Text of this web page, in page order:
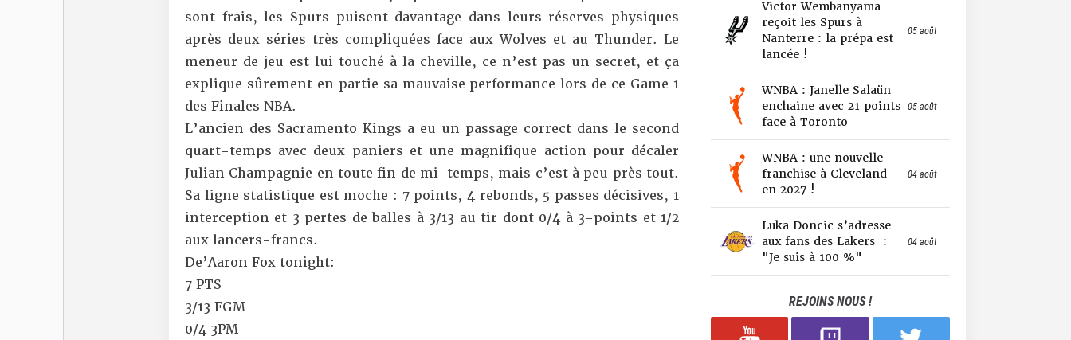
sont frais, les Spurs puisent davantage dans leurs réserves physiques
après deux séries très compliquées face aux Wolves et au Thunder. Le
meneur de jeu est lui touché à la cheville, ce n’est pas un secret, et ça
explique sûrement en partie sa mauvaise performance lors de ce Game 1
des Finales NBA.
L’ancien des Sacramento Kings a eu un passage correct dans le second
quart-temps avec deux paniers et une magnifique action pour décaler
Julian Champagnie en toute fin de mi-temps, mais c’est à peu près tout.
Sa ligne statistique est moche : 7 points, 4 rebonds, 5 passes décisives, 1
interception et 3 pertes de balles à 3/13 au tir dont 0/4 à 3-points et 1/2
aux lancers-francs.
De’Aaron Fox tonight:
7 PTS
3/13 FGM
0/4 3PM
Victor Wembanyama
reçoit les Spurs à
Nanterre : la prépa est
lancée !
05 août
WNBA : Janelle Salaün
enchaine avec 21 points
face à Toronto
05 août
WNBA : une nouvelle
franchise à Cleveland
en 2027 !
04 août
Luka Doncic s’adresse
aux fans des Lakers :
"Je suis à 100 %"
04 août
REJOINS NOUS !